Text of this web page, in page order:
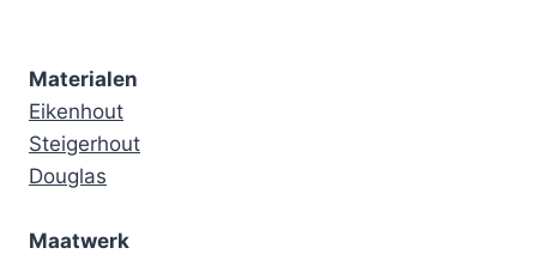
Materialen
Eikenhout
Steigerhout
Douglas
Maatwerk